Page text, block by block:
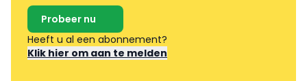
Probeer nu
Heeft u al een abonnement?
Klik hier om aan te melden